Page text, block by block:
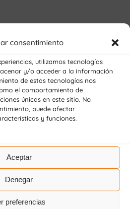
consentimiento
utilizamos tecnologías
y/o acceder a la información
de estas tecnologías nos
el comportamiento de
únicas en este sitio. No
puede afectar
y funciones.
Aceptar
Denegar
preferencias